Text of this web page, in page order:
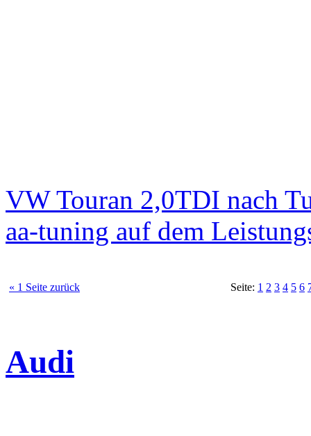
VW Touran 2,0TDI nach
aa-tuning auf dem
« 1 Seite zurück Seite: 1 2 3 4 5 6
Audi